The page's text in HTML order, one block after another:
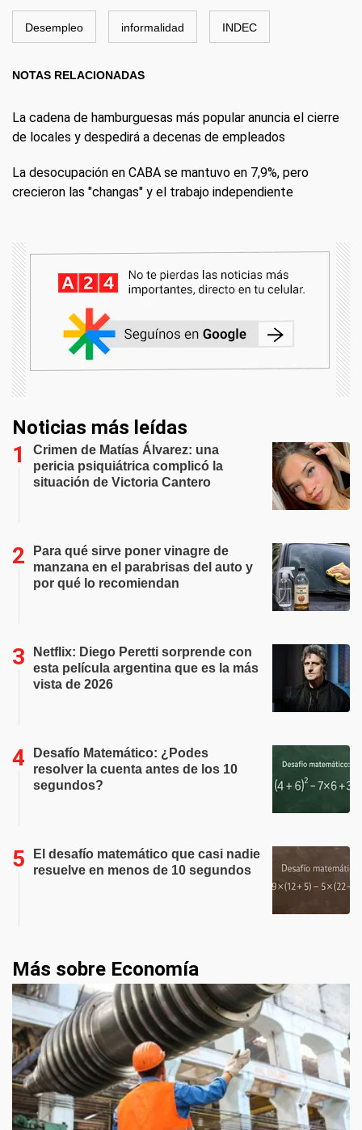
Desempleo informalidad INDEC
NOTAS RELACIONADAS
La cadena de hamburguesas más popular anuncia el cierre
de locales y despedirá a decenas de empleados
La desocupación en CABA se mantuvo en 7,9%, pero
crecieron las "changas" y el trabajo independiente
Noticias más leídas
Crimen de Matías Álvarez: una
pericia psiquiátrica complicó la
situación de Victoria Cantero
Para qué sirve poner vinagre de
manzana en el parabrisas del auto y
por qué lo recomiendan
Netflix: Diego Peretti sorprende con
esta película argentina que es la más
vista de 2026
Desafío Matemático: ¿Podes
resolver la cuenta antes de los 10
segundos?
El desafío matemático que casi nadie
resuelve en menos de 10 segundos
Más sobre Economía